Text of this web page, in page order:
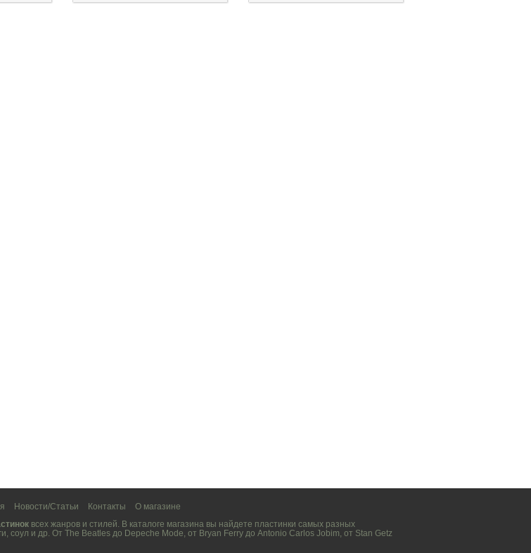
Новости/Статьи Контакты
О магазине
всех жанров и стилей. В каталоге магазина вы найдете пластинки самых разных
, соул и др. От The Beatles до Depeche Mode, от Bryan Ferry до Antonio Carlos Jobim, от Stan Getz